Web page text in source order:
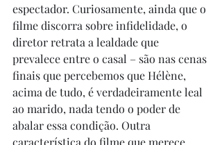
espectador. Curiosamente, ainda que o
filme discorra sobre infidelidade, o
diretor retrata a lealdade que
prevalece entre o casal – são nas cenas
finais que percebemos que Hélène,
acima de tudo, é verdadeiramente leal
ao marido, nada tendo o poder de
abalar essa condição. Outra
característica do filme que merece